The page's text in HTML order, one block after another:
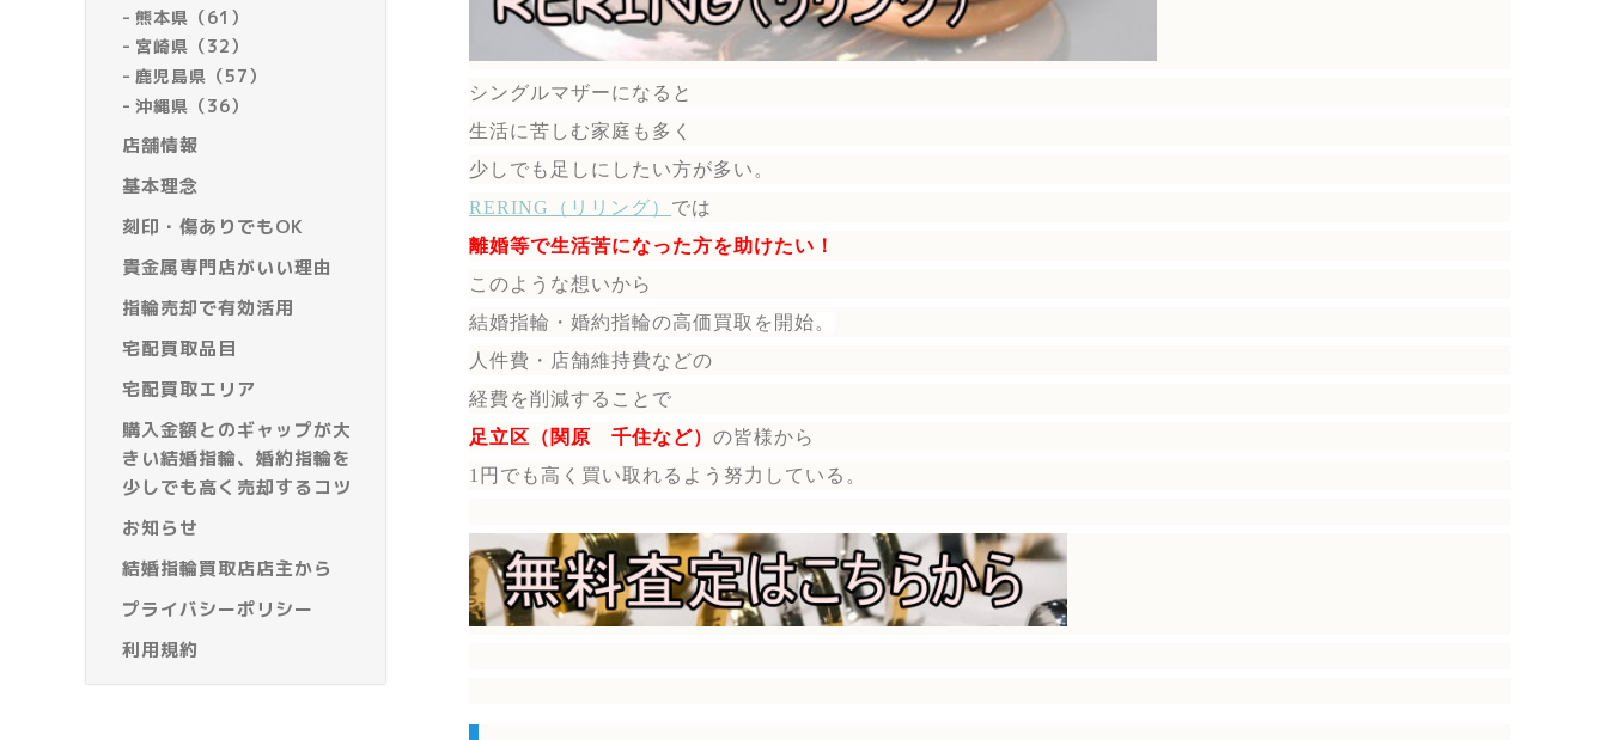
熊本県（61）
宮崎県（32）
鹿児島県（57）
沖縄県（36）
店舗情報
基本理念
刻印・傷ありでもOK
貴金属専門店がいい理由
指輪売却で有効活用
宅配買取品目
宅配買取エリア
購入金額とのギャップが大
きい結婚指輪、婚約指輪を
少しでも高く売却するコツ
お知らせ
結婚指輪買取店店主から
プライバシーポリシー
利用規約
シングルマザーになると
生活に苦しむ家庭も多く
少しでも足しにしたい方が多い。
RERING（リリング） では
離婚等で生活苦になった方を助けたい！
このような想いから
結婚指輪・婚約指輪の高価買取を開始。
人件費・店舗維持費などの
経費を削減することで
足立区（関原 千住など） の皆様から
1円でも高く買い取れるよう努力している。